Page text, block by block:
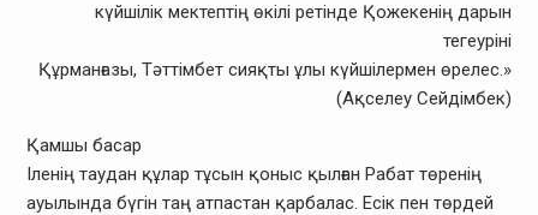
күйшілік мектептің өкілі ретінде Қожекенің дарын
тегеуріні
Құрманғазы, Тәттімбет сияқты ұлы күйшілермен өрелес.»
(Ақселеу Сейдімбек)
Қамшы басар
Іленің таудан құлар тұсын қоныс қылған Рабат төренің
ауылында бүгін таң атпастан қарбалас. Есік пен төрдей